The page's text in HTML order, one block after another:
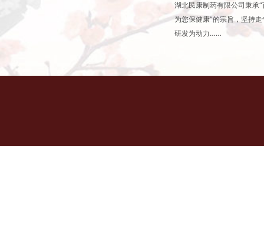
湖北民康制药有限公司秉承
为您保健康”的宗旨，坚持
研发为动力……